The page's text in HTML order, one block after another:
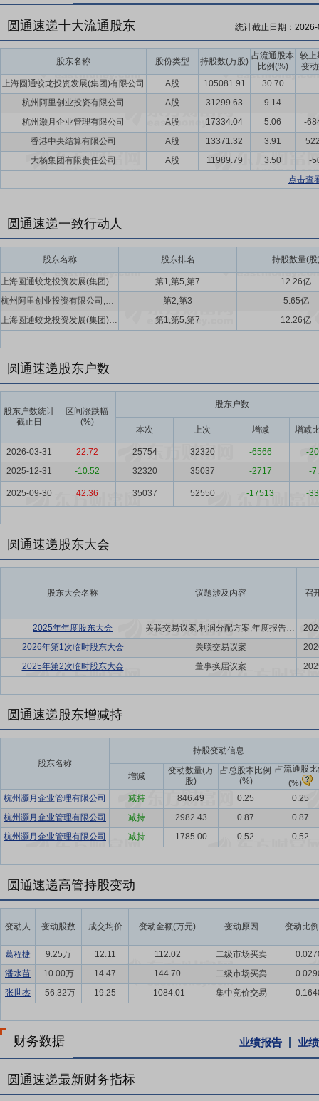
圆通速递十大流通股东 统计截止日期：
股东名称 股份类型 持股数(万股)
占流通股本
比例(%)
较上
变
上海圆通蛟龙投资发展(集团)有限公司
A股 105081.91
30.70
杭州阿里创业投资有限公司
A股 31299.63
9.14
杭州灏月企业管理有限公司
A股 17334.04 5.06
-
香港中央结算有限公司
A股 13371.32 3.91
大杨集团有限责任公司
A股 11989.79 3.50
-
点击查
圆通速递一致行动人
股东名称 股东排名 持股数量(股
上海圆通蛟龙投资发展(集团)有限公司,喻会蛟,张小娟 第1,第5,第7
12.26亿
杭州阿里创业投资有限公司,杭州灏月企业管理有限公司
第2,第3
5.65亿
上海圆通蛟龙投资发展(集团)有限公司,喻会蛟,张小娟
第1,第5,第7 12.26亿
圆通速递股东户数
股东户数统计
截止日
区间涨跌幅
(%)
股东户数
本次 上次 增减 增减
2026-03-31 22.72 25754 32320 -6566
-
2025-12-31
-10.52 32320 35037 -2717 -
2025-09-30 42.36 35037 52550 -17513 -
圆通速递股东大会
股东大会名称 议题涉及内容 召
2025年年度股东大会 关联交易议案,利润分配方案,年度报告(摘要)议案
2026年第1次临时股东大会
关联交易议案
2025年第2次临时股东大会
董事换届议案
圆通速递股东增减持
股东名称
持股变动信息
增减
变动数量(万
股)
占总股本比例
(%)
占流通股
(%)
杭州灏月企业管理有限公司
减持 846.49 0.25
0.25
杭州灏月企业管理有限公司
减持 2982.43 0.87
0.87
杭州灏月企业管理有限公司
减持 1785.00 0.52 0.52
圆通速递高管持股变动
变动人 变动股数 成交均价 变动金额(万元) 变动原因 变动比
葛程捷 9.25万 12.11 112.02 二级市场买卖
潘水苗
10.00万 14.47 144.70 二级市场买卖
张世杰
-56.32万 19.25 -1084.01 集中竞价交易
财务数据 业绩报告 业
圆通速递最新财务指标